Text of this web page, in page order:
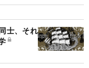
士、それ